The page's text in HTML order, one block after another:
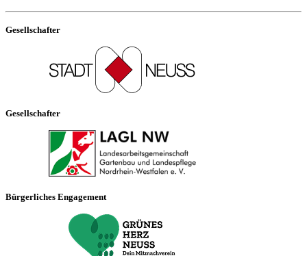
Gesellschafter
Gesellschafter
Bürgerliches Engagement